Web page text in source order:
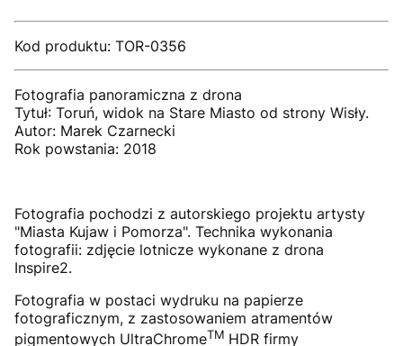
Kod produktu: TOR-0356
Fotografia panoramiczna z drona
Tytuł: Toruń, widok na Stare Miasto od strony Wisły.
Autor: Marek Czarnecki
Rok powstania: 2018
Fotografia pochodzi z autorskiego projektu artysty
"Miasta Kujaw i Pomorza". Technika wykonania
fotografii: zdjęcie lotnicze wykonane z drona
Inspire2.
Fotografia w postaci wydruku na papierze
fotograficznym, z zastosowaniem atramentów
pigmentowych UltraChromeTM HDR firmy